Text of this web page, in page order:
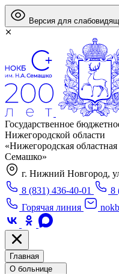
Версия для
Государственное
Нижегородской области
«Нижегородская
Семашко»
г. Нижний Новгород,
8 (831) 436-40-01
8
Горячая линия
Главная
О больнице